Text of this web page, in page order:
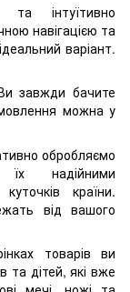
та інтуїтивно
навігацією та
варіант.
завжди бачите
можна у
обробляємо
надійними
країни.
від вашого
товарів ви
та дітей, які вже